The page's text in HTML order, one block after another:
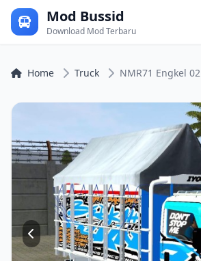
Mod Bussid
Download Mod Terbaru
Home Truck NMR71 Engkel 02